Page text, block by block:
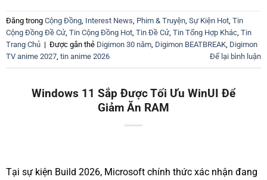
Đăng trong Cộng Đồng, Interest News, Phim & Truyện, Sự Kiện Hot, Tin
Cộng Đồng Đề Cử, Tin Cộng Đồng Hot, Tin Đề Cử, Tin Tổng Hợp Khác, Tin
Trang Chủ | Được gắn thẻ Digimon 30 năm, Digimon BEATBREAK, Digimon
TV anime 2027, tin anime 2026 Để lại bình luận
Windows 11 Sắp Được Tối Ưu WinUI Để
Giảm Ăn RAM
Tại sự kiện Build 2026, Microsoft chính thức xác nhận đang